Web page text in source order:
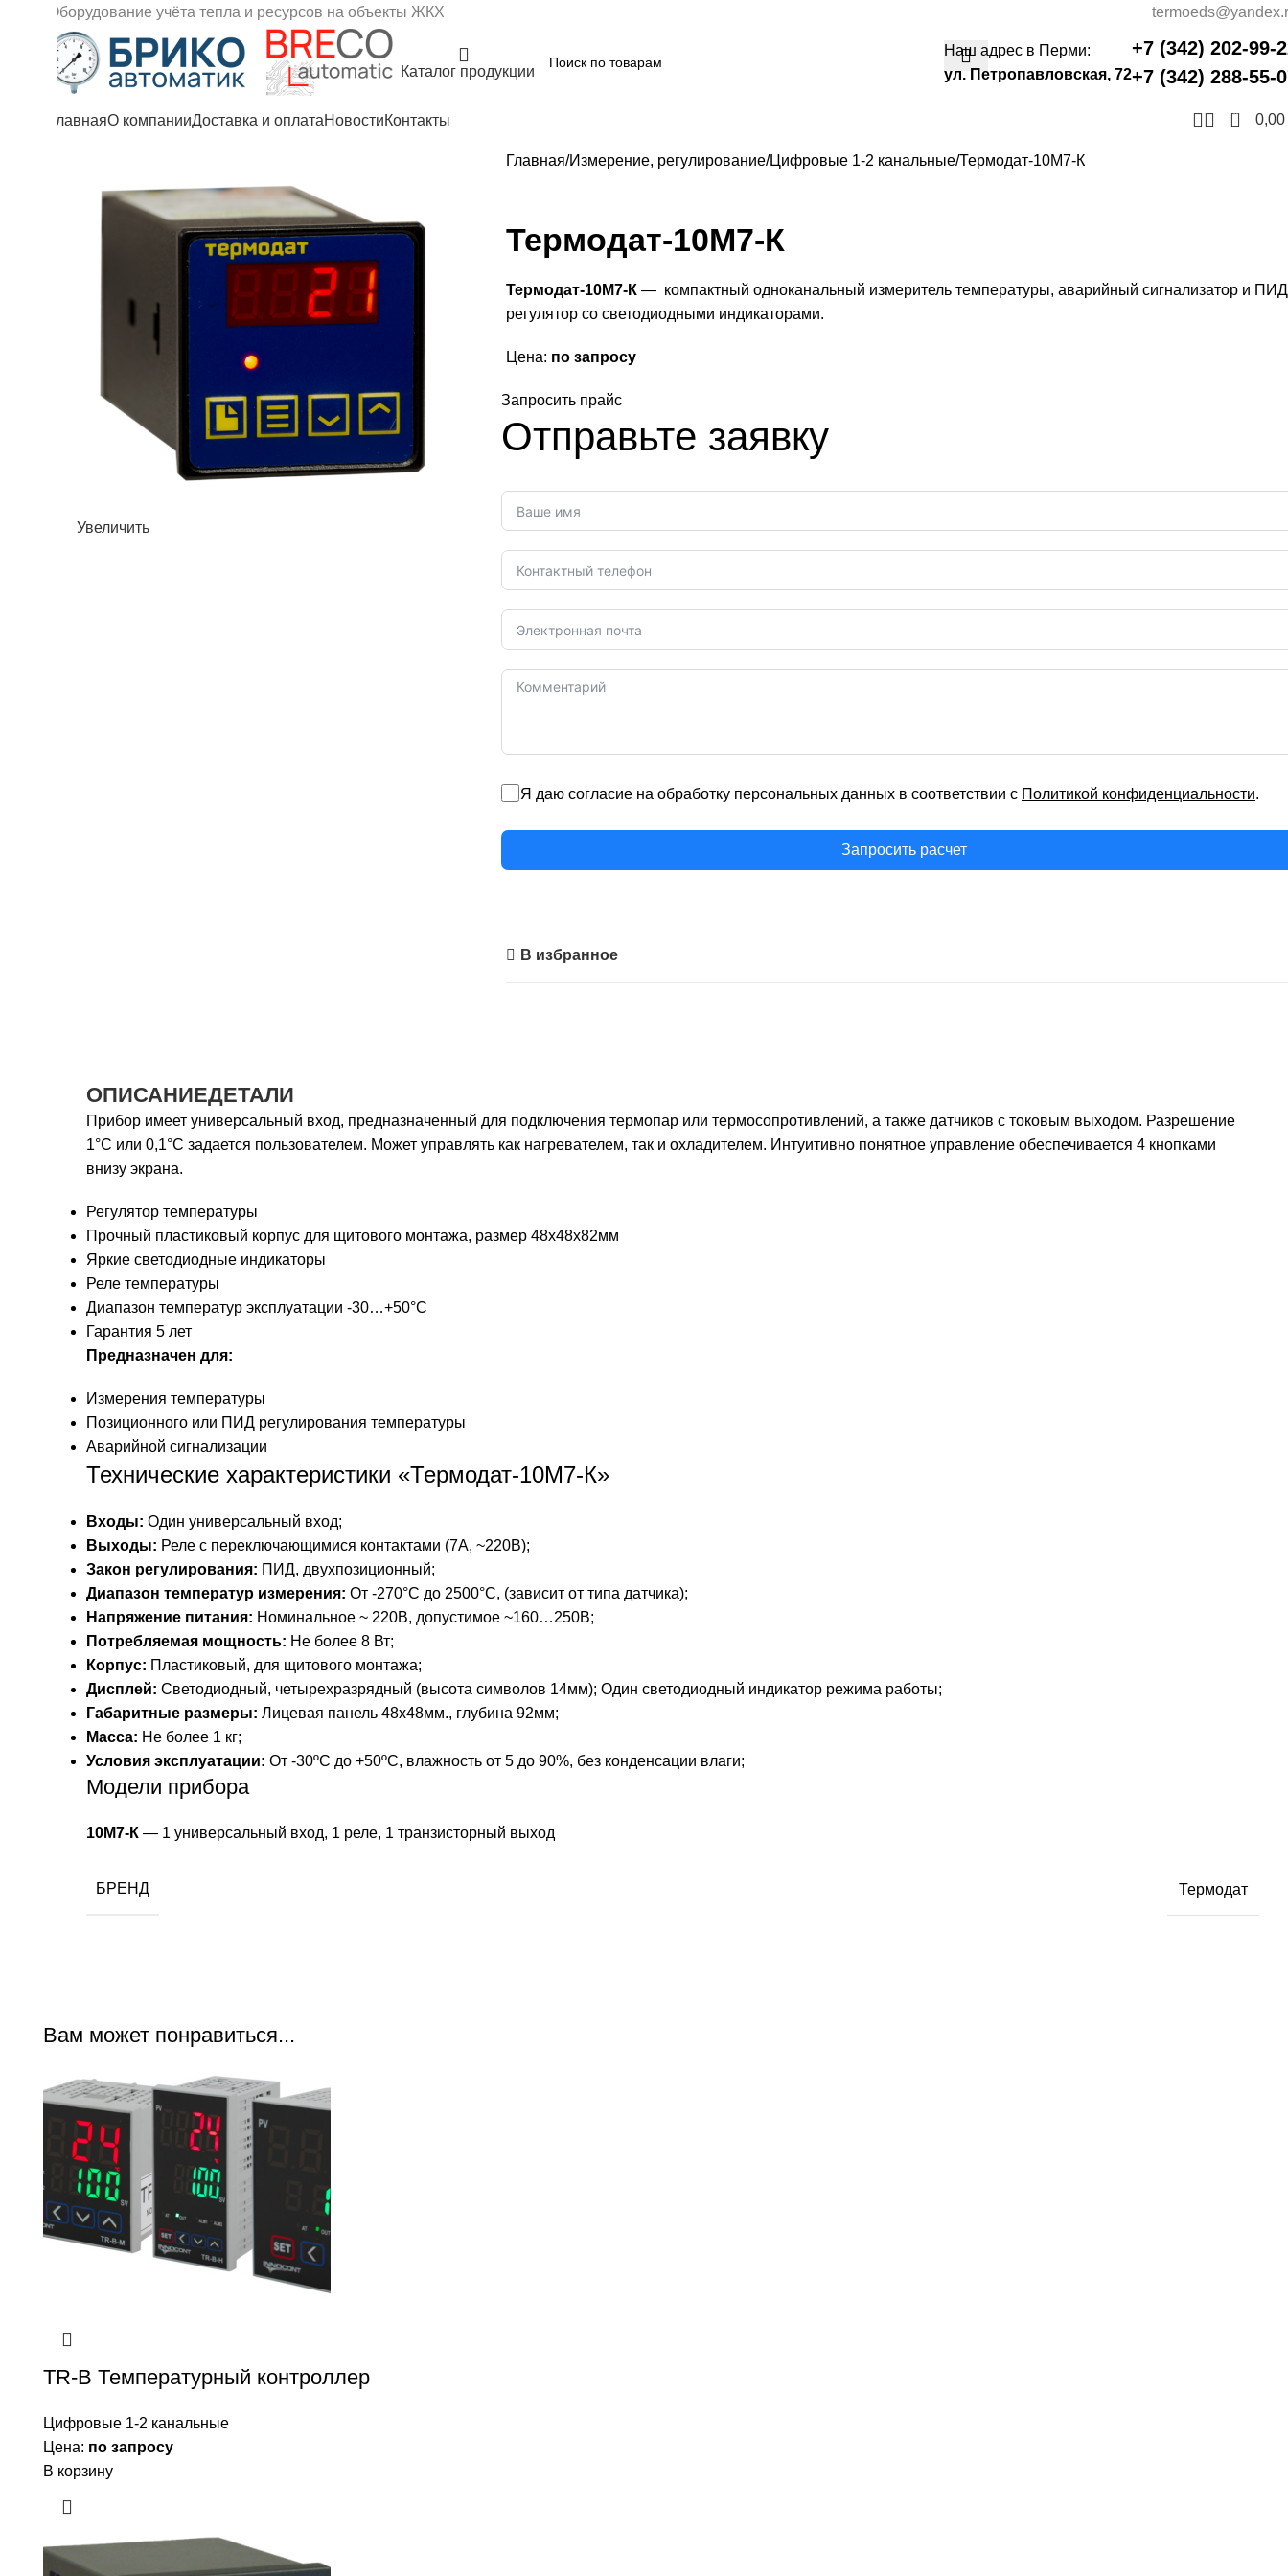
Оборудование учёта тепла и ресурсов на объекты ЖКХ
Каталог продукции
Наш адрес в Перми:
ул. Петропавловская, 72
+7 (342) 202-99-
+7 (342) 288-55-
ГлавнаяО компанииДоставка и оплатаНовостиКонтакты 0 0,00
Увеличить
Главная Измерение, регулирование Цифровые 1-2 канальные Термодат-10M7-К
Термодат-10M7-К
Термодат-10М7-К — компактный одноканальный измеритель температуры, аварийный сигнализатор и
регулятор со светодиодными индикаторами.
Цена: по запросу
Запросить прайс
Отправьте заявку
Я даю согласие на обработку персональных данных в соответствии с Политикой конфиденциальности.
Запросить расчет
В избранное
ОПИСАНИЕДЕТАЛИ
Прибор имеет универсальный вход, предназначенный для подключения термопар или термосопротивлений, а также датчиков с токовым выходом. Разрешение
1°С или 0,1°С задается пользователем. Может управлять как нагревателем, так и охладителем. Интуитивно понятное управление обеспечивается 4 кнопками
внизу экрана.
Регулятор температуры
Прочный пластиковый корпус для щитового монтажа, размер 48х48х82мм
Яркие светодиодные индикаторы
Реле температуры
Диапазон температур эксплуатации -30…+50°С
Гарантия 5 лет
Предназначен для:
Измерения температуры
Позиционного или ПИД регулирования температуры
Аварийной сигнализации
Технические характеристики «Термодат-10M7-К»
Входы: Один универсальный вход;
Выходы: Реле с переключающимися контактами (7А, ~220В);
Закон регулирования: ПИД, двухпозиционный;
Диапазон температур измерения: От -270°С до 2500°С, (зависит от типа датчика);
Напряжение питания: Номинальное ~ 220В, допустимое ~160…250В;
Потребляемая мощность: Не более 8 Вт;
Корпус: Пластиковый, для щитового монтажа;
Дисплей: Светодиодный, четырехразрядный (высота символов 14мм); Один светодиодный индикатор режима работы;
Габаритные размеры: Лицевая панель 48х48мм., глубина 92мм;
Масса: Не более 1 кг;
Условия эксплуатации: От -30ºС до +50ºС, влажность от 5 до 90%, без конденсации влаги;
Модели прибора
10М7-К — 1 универсальный вход, 1 реле, 1 транзисторный выход
БРЕНД Термодат
Вам может понравиться...
TR-B Температурный контроллер
Цифровые 1-2 канальные
Цена: по запросу
В корзину